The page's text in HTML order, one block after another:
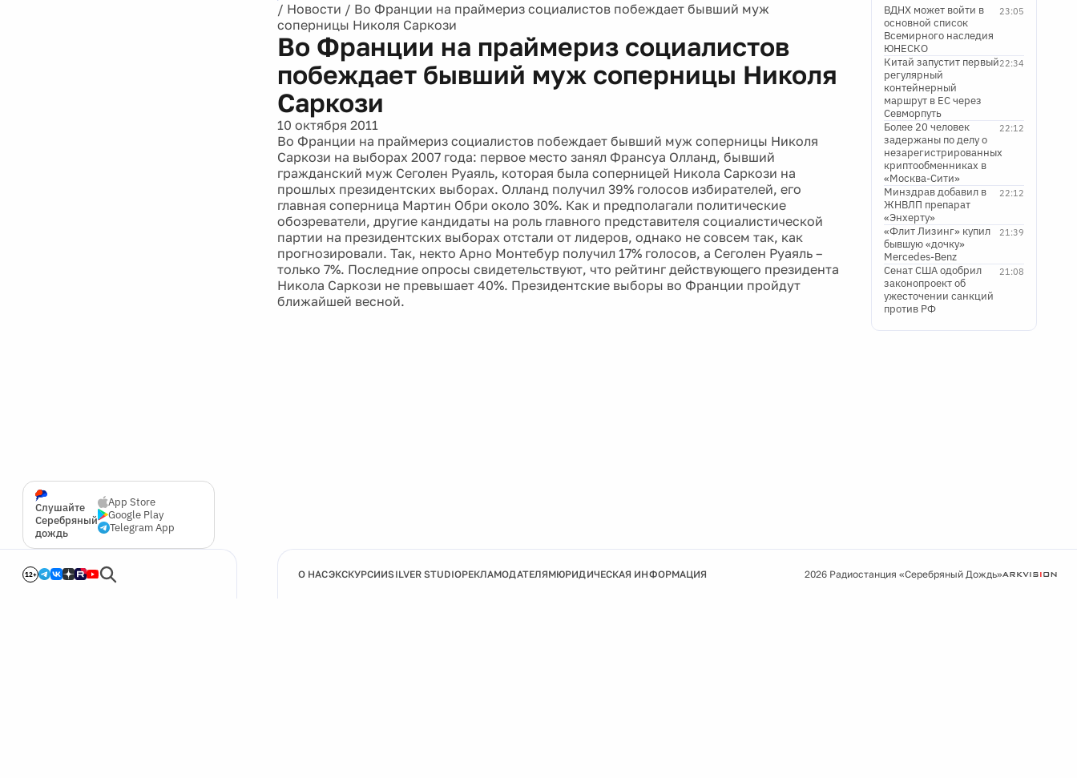
Слушайте
Серебряный
дождь
App Store
Google Play
Telegram App
12+
/ Новости / Во Франции на праймериз социалистов побеждает бывший муж
соперницы Николя Саркози
Во Франции на праймериз социалистов
побеждает бывший муж соперницы Николя
Саркози
10 октября 2011
Во Франции на праймериз социалистов побеждает бывший муж соперницы Николя
Саркози на выборах 2007 года: первое место занял Франсуа Олланд, бывший
гражданский муж Сеголен Руаяль, которая была соперницей Никола Саркози на
прошлых президентских выборах. Олланд получил 39% голосов избирателей, его
главная соперница Мартин Обри около 30%. Как и предполагали политические
обозреватели, другие кандидаты на роль главного представителя социалистической
партии на президентских выборах отстали от лидеров, однако не совсем так, как
прогнозировали. Так, некто Арно Монтебур получил 17% голосов, а Сеголен Руаяль –
только 7%. Последние опросы свидетельствуют, что рейтинг действующего президента
Никола Саркози не превышает 40%. Президентские выборы во Франции пройдут
ближайшей весной.
23:05
ВДНХ может войти в
основной список
Всемирного наследия
ЮНЕСКО
22:34
Китай запустит первый
регулярный
контейнерный
маршрут в ЕС через
Севморпуть
22:12
Более 20 человек
задержаны по делу о
незарегистрированных
криптообменниках в
«Москва-Сити»
22:12
Минздрав добавил в
ЖНВЛП препарат
«Энхерту»
21:39
«Флит Лизинг» купил
бывшую «дочку»
Mercedes-Benz
21:08
Сенат США одобрил
законопроект об
ужесточении санкций
против РФ
О НАСЭКСКУРСИИSILVER STUDIOРЕКЛАМОДАТЕЛЯМЮРИДИЧЕСКАЯ ИНФОРМАЦИЯ 2026 Радиостанция «Серебряный Дождь»